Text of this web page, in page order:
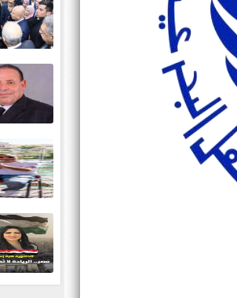
دورته
2025 عامًا استثنائيًا...